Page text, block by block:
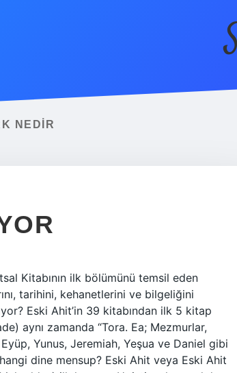
NEDIR
Kitabının ilk bölümünü temsil eden
tarihini, kehanetlerini ve bilgeliğini
Eski Ahit’in 39 kitabından ilk 5 kitap
aynı zamanda “Tora. Ea; Mezmurlar,
Yunus, Jeremiah, Yeşua ve Daniel gibi
dine mensup? Eski Ahit veya Eski Ahit